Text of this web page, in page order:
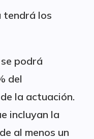
tendrá los
podrá
del
la actuación.
incluyan la
al menos un